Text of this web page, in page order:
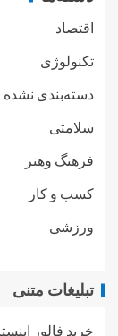
اقتصاد
تکنولوژی
دسته‌بندی نشده
سلامتی
فرهنگ وهنر
کسب و کار
ورزشی
تبلیغات متنی
خرید فالور